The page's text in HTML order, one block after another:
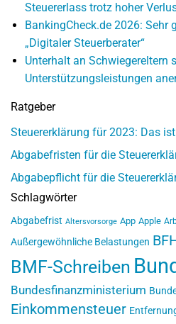
Steuererlass trotz hoher
BankingCheck.de 2026: Sehr
„Digitaler Steuerberater“
Unterhalt an Schwiegereltern
Unterstützungsleistungen
Ratgeber
Steuererklärung für 2023: Das
Abgabefristen für die
Abgabepflicht für die
Schlagwörter
Abgabefrist Altersvorsorge App Apple
Außergewöhnliche Belastungen
BMF-Schreiben
Bundesfinanzministerium
Einkommensteuer